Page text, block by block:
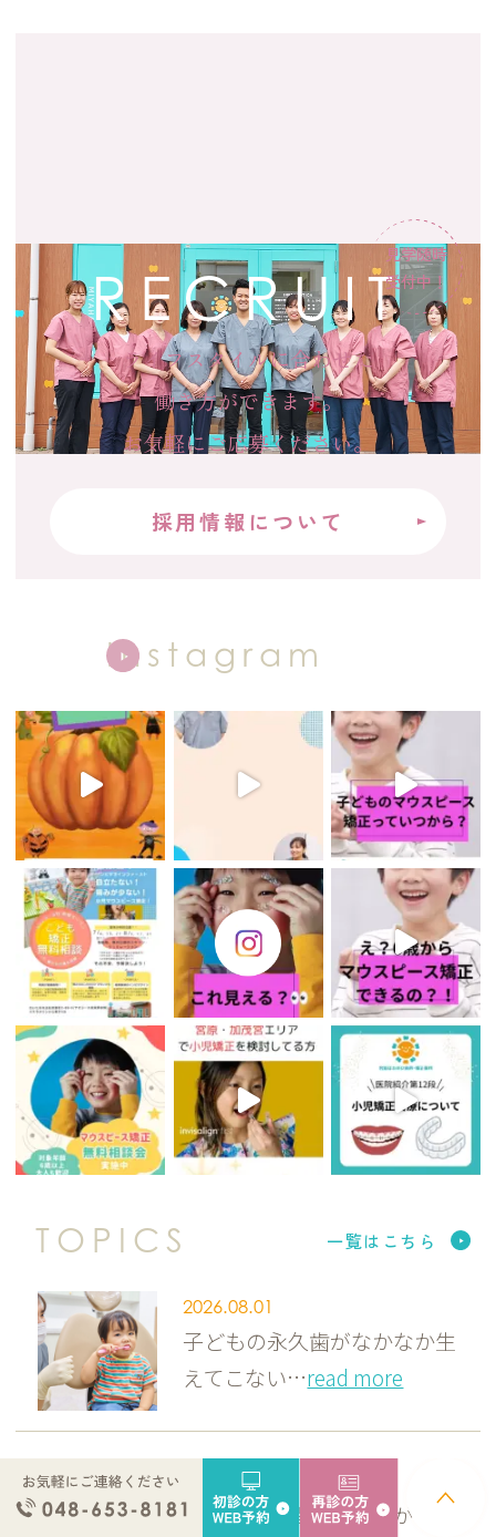
見学随時
受付中！
RECRUIT
ライフスタイルに合わせた
働き方ができます。
お気軽にご応募ください。
採用情報について
Instagram
TOPICS 一覧はこちら
2026.08.01
子どもの永久歯がなかなか生
えてこない…read more
2026.07.31
乳歯のすき間は多い方がい